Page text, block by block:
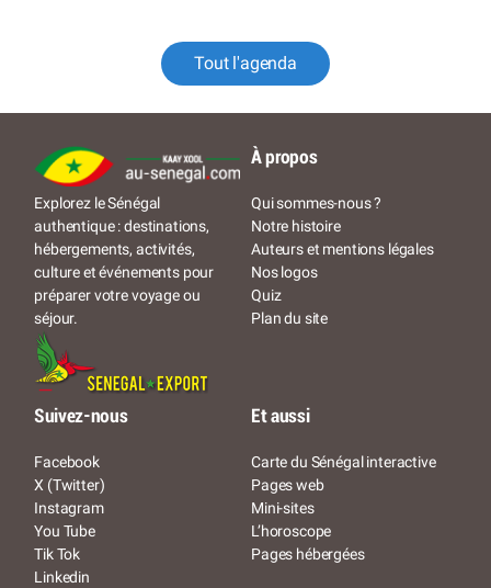
Tout l'agenda
Explorez le Sénégal
authentique : destinations,
hébergements, activités,
culture et événements pour
préparer votre voyage ou
séjour.
À propos
Qui sommes-nous ?
Notre histoire
Auteurs et mentions légales
Nos logos
Quiz
Plan du site
Suivez-nous
Facebook
X (Twitter)
Instagram
You Tube
Tik Tok
Linkedin
Et aussi
Carte du Sénégal interactive
Pages web
Mini-sites
L’horoscope
Pages hébergées